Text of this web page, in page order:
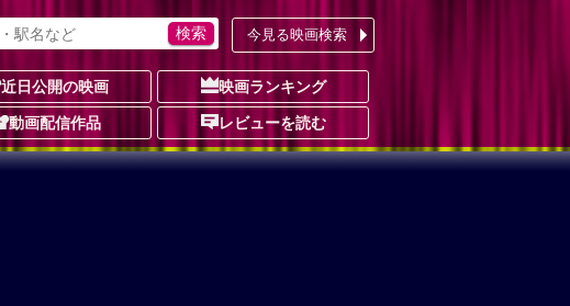
今見る映画検索
近日公開の映画 映画ランキング
動画配信作品 レビューを読む